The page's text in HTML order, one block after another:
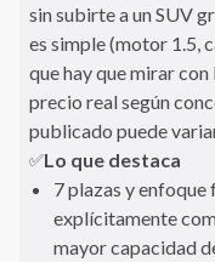
sin subirte a un SUV
es simple (motor 1.5,
que hay que mirar
precio real según
publicado puede
✅Lo que destaca
7 plazas y
explícitamente
mayor capacidad